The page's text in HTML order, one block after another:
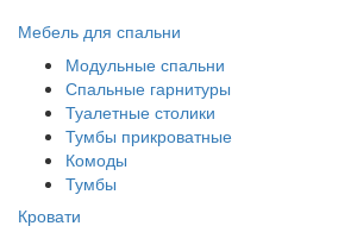
Мебель для спальни
Модульные спальни
Спальные гарнитуры
Туалетные столики
Тумбы прикроватные
Комоды
Тумбы
Кровати